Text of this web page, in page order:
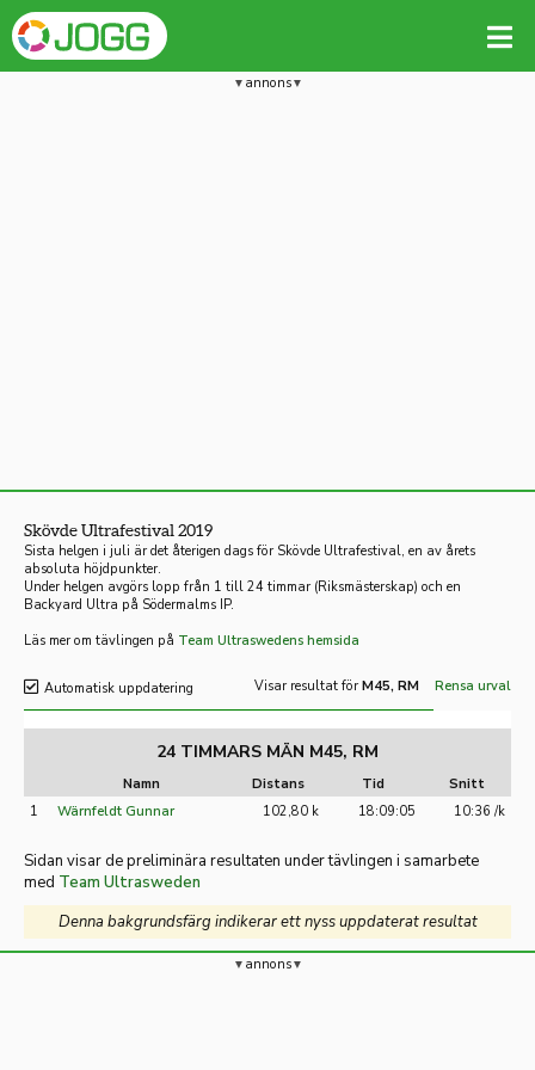
annons
Skövde Ultrafestival 2019
Sista helgen i juli är det återigen dags för Skövde Ultrafestival, en av årets
absoluta höjdpunkter.
Under helgen avgörs lopp från 1 till 24 timmar (Riksmästerskap) och en
Backyard Ultra på Södermalms IP.
Läs mer om tävlingen på Team Ultraswedens hemsida
Automatisk uppdatering Visar resultat för M45, RM Rensa urval
24 TIMMARS MÄN M45, RM
Namn Distans Tid
Snitt
1
Wärnfeldt Gunnar 102,80 k 18:09:05 10:36 /k
Sidan visar de preliminära resultaten under tävlingen i samarbete
med Team Ultrasweden
Denna bakgrundsfärg indikerar ett nyss uppdaterat resultat
annons